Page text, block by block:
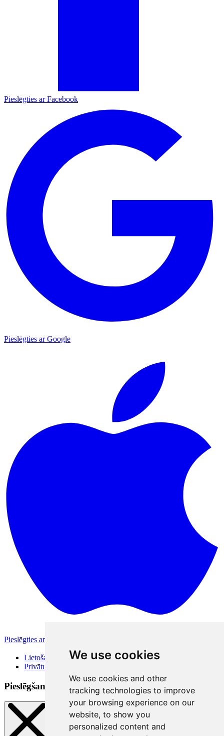
We use cookies
We use cookies and other
tracking technologies to improve
your browsing experience on our
website, to show you
personalized content and
Pieslēgties ar Facebook
Pieslēgties ar Google
Pieslēgties ar Apple
Lietošanas noteikumi
Privātuma politika
Pieslēgšanās veidi